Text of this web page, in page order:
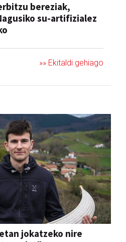
bereziak,
su-artifizialez
»» Ekitaldi gehiago
jokatzeko nire